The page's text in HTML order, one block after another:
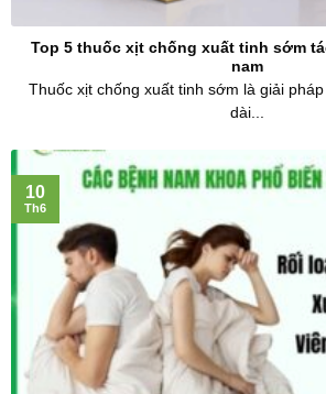
Top 5 thuốc xịt chống xuất tinh sớm
nam
Thuốc xịt chống xuất tinh sớm là giải
dài...
10
Th6